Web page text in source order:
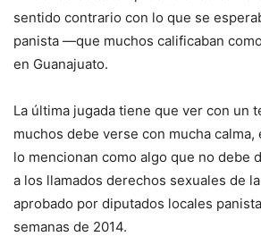
sentido contrario con lo que se
panista —que muchos calificaban
en Guanajuato.
La última jugada tiene que ver con un
muchos debe verse con mucha
lo mencionan como algo que no debe
a los llamados derechos sexuales de
aprobado por diputados locales
semanas de 2014.